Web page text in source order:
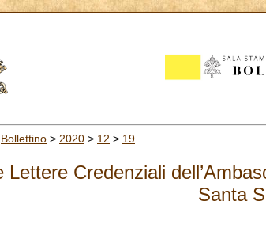
Bollettino > 2020 > 12 > 19
Lettere Credenziali
Santa